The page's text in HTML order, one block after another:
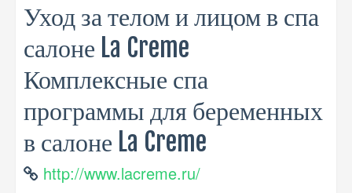
Уход за телом и лицом в спа
салоне La Creme
Комплексные спа
программы для беременных
в салоне La Creme
http://www.lacreme.ru/